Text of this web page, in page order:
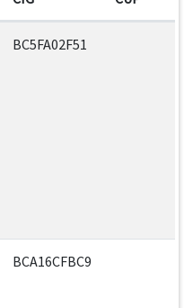
BC5FA02F51
BCA16CFBC9